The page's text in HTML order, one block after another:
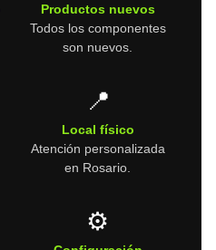
Productos nuevos
Todos los componentes
son nuevos.
📍
Local físico
Atención personalizada
en Rosario.
⚙️